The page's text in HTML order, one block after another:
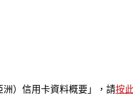
）信用卡資料概要」，請按